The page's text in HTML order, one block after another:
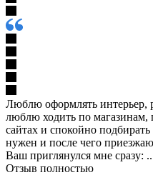
Люблю оформлять интерьер,
люблю ходить по магазинам,
сайтах и спокойно
нужен и после чего
Ваш приглянулся мне сразу:
Отзыв полностью